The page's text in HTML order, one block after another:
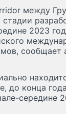
между
2023
сообщает
конца
середине